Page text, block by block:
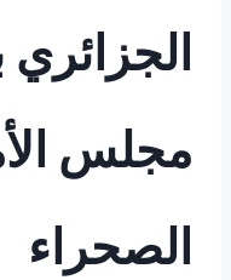
الجزائري
مجلس
الصحراء